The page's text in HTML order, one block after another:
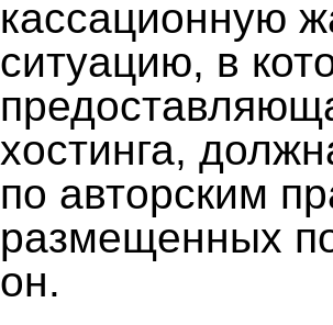
кассационную
ситуацию, в
хостинга,
по авторским
размещенных
он.